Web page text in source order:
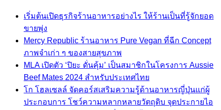
เริ่มต้นเปิดธุรกิจร้านอาหารอย่างไร ให้ร้านเป็นที่รู้จักยอด
ขายพุ่ง
Mercy Republic ร้านอาหาร Pure Vegan ที่ฉีก Concept
ภาพจำเก่า ๆ ของสายสุขภาพ
MLA เปิดตัว ‘ปิยะ ดั่นคุ้ม’ เป็นสมาชิกในโครงการ Aussie
Beef Mates 2024 สำหรับประเทศไทย
โก โฮลเซลล์ จัดคอร์สเสริมความรู้ด้านอาหารญี่ปุ่นแก่ผู้
ประกอบการ โชว์ความหลากหลายวัตถุดิบ จุดประกายไอ